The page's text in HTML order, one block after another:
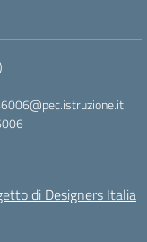
di Designers Italia